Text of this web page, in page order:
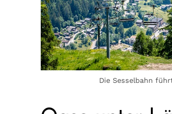
Die Sesselbahn